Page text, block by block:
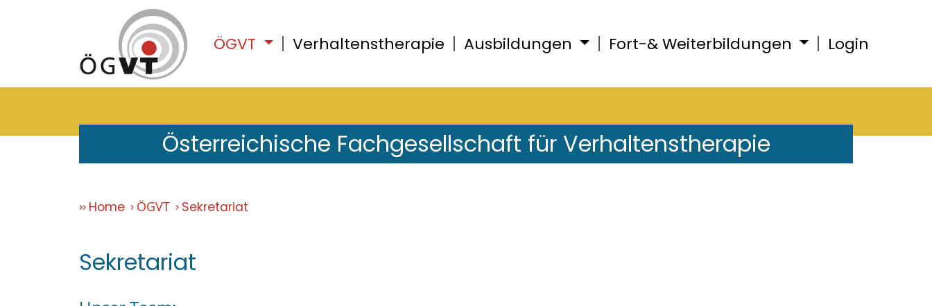
ÖGVT Verhaltenstherapie Ausbildungen Fort-& Weiterbildungen Login
Österreichische Fachgesellschaft für Verhaltenstherapie
Home ÖGVT Sekretariat
Sekretariat